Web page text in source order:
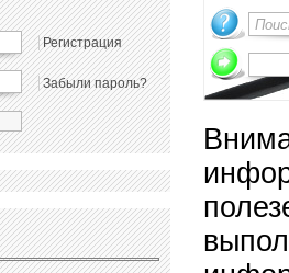
Регистрация
Забыли пароль?